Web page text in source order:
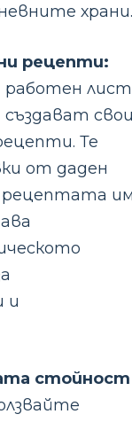
храни.
рецепти:
Те
от даден
рецептата
и
стойност